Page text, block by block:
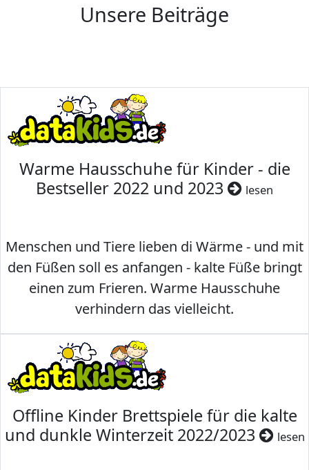
Unsere Beiträge
Warme Hausschuhe für Kinder - die
Bestseller 2022 und 2023
lesen
Menschen und Tiere lieben di Wärme - und mit
den Füßen soll es anfangen - kalte Füße bringt
einen zum Frieren. Warme Hausschuhe
verhindern das vielleicht.
Offline Kinder Brettspiele für die kalte
und dunkle Winterzeit 2022/2023
lesen